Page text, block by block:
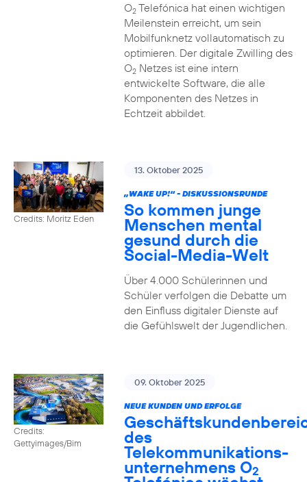
O2Telefónica hat einen wichtigen
Meilenstein erreicht, um sein
Mobilfunknetz vollautomatisch zu
optimieren. Der digitale Zwilling des
O2Netzes ist eine intern
entwickelte Software, die alle
Komponenten des Netzes in
Echtzeit abbildet.
Credits: Moritz Eden
13. Oktober 2025
„WAKE UP!“ - DISKUSSIONSRUNDE
So kommen junge
Menschen mental
gesund durch die
Social-Media-Welt
Über 4.000 Schülerinnen und
Schüler verfolgen die Debatte um
den Einfluss digitaler Dienste auf
die Gefühlswelt der Jugendlichen.
Credits:
Gettyimages/Bim
09. Oktober 2025
NEUE KUNDEN UND ERFOLGE
des
Telekommunikations­
unternehmens O2